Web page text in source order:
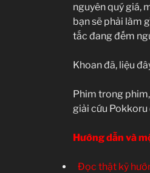
nguyên quý giá,
bạn sẽ phải làm
tắc đang đếm
Khoan đã, liệu
Phim trong
giải cứu Pokkoru
Hướng dẫn và
Đọc thật kỹ